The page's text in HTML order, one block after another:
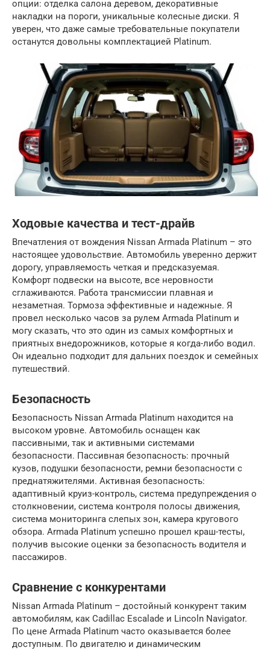
опции: отделка салона деревом, декоративные
накладки на пороги, уникальные колесные диски. Я
уверен, что даже самые требовательные покупатели
останутся довольны комплектацией Platinum.
Ходовые качества и тест-драйв
Впечатления от вождения Nissan Armada Platinum – это
настоящее удовольствие. Автомобиль уверенно держит
дорогу, управляемость четкая и предсказуемая.
Комфорт подвески на высоте, все неровности
сглаживаются. Работа трансмиссии плавная и
незаметная. Тормоза эффективные и надежные. Я
провел несколько часов за рулем Armada Platinum и
могу сказать, что это один из самых комфортных и
приятных внедорожников, которые я когда-либо водил.
Он идеально подходит для дальних поездок и семейных
путешествий.
Безопасность
Безопасность Nissan Armada Platinum находится на
высоком уровне. Автомобиль оснащен как
пассивными, так и активными системами
безопасности. Пассивная безопасность: прочный
кузов, подушки безопасности, ремни безопасности с
преднатяжителями. Активная безопасность:
адаптивный круиз-контроль, система предупреждения о
столкновении, система контроля полосы движения,
система мониторинга слепых зон, камера кругового
обзора. Armada Platinum успешно прошел краш-тесты,
получив высокие оценки за безопасность водителя и
пассажиров.
Сравнение с конкурентами
Nissan Armada Platinum – достойный конкурент таким
автомобилям, как Cadillac Escalade и Lincoln Navigator.
По цене Armada Platinum часто оказывается более
доступным. По двигателю и динамическим